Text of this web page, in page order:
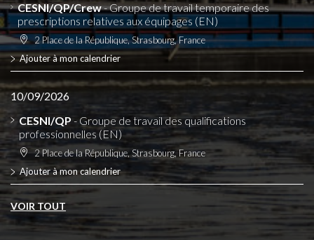
CESNI/QP/Crew- Groupe de travail temporaire des
prescriptions relatives aux équipages (EN)
2 Place de la République, Strasbourg, France
Ajouter à mon calendrier
10/09/2026
CESNI/QP - Groupe de travail des qualifications
professionnelles (EN)
2 Place de la République, Strasbourg, France
Ajouter à mon calendrier
VOIR TOUT